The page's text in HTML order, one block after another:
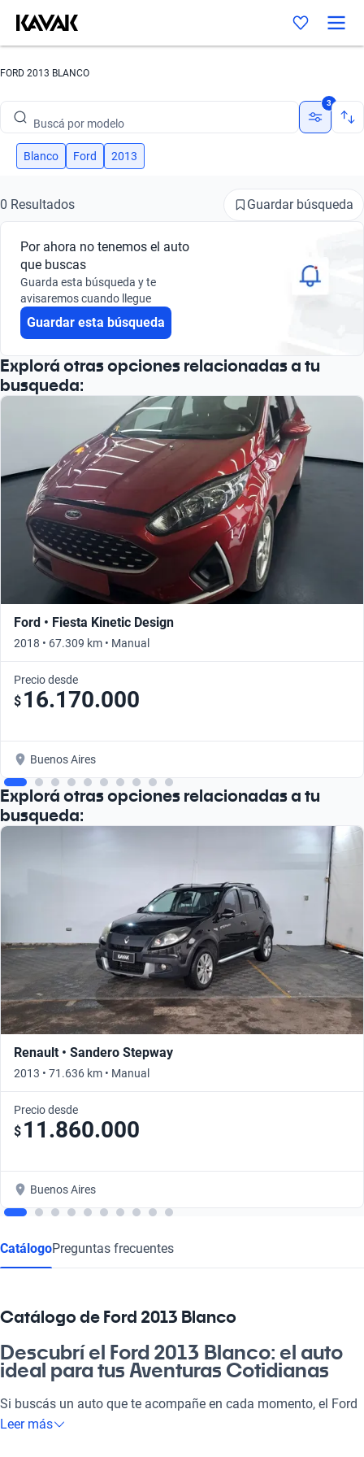
FORD 2013 BLANCO
Buscá por modelo
Buscá por versión
Buscá por marca
Buscá por modelo
Buscá por versión
3
Blanco Ford 2013
0 Resultados Guardar búsqueda
Por ahora no tenemos el auto
que buscas
Guarda esta búsqueda y te
avisaremos cuando llegue
Guardar esta búsqueda
Explorá otras opciones relacionadas a tu
busqueda:
Ford • Fiesta Kinetic Design
2018 • 67.309 km • Manual
Precio desde
$ 16.170.000
Buenos Aires
Explorá otras opciones relacionadas a tu
busqueda:
Renault • Sandero Stepway
2013 • 71.636 km • Manual
Precio desde
$ 11.860.000
Buenos Aires
CatálogoPreguntas frecuentes
Catálogo de Ford 2013 Blanco
Descubrí el Ford 2013 Blanco: el auto
ideal para tus Aventuras Cotidianas
Si buscás un auto que te acompañe en cada momento, el Ford
2013 Blanco es la elección perfecta. Con su estilo elegante y
Leer más